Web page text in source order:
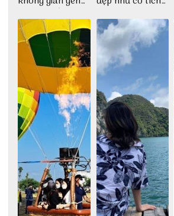
bình tại Hòn Sơn
Thu Hà